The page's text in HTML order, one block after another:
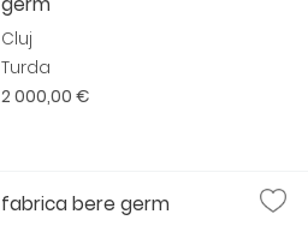
Cluj
Turda
2 000,00 €
fabrica bere germ